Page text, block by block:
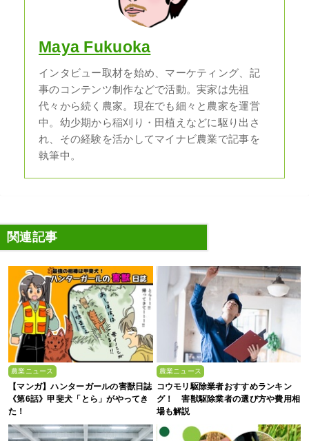
Maya Fukuoka
インタビュー取材を始め、マーケティング、記
事のコンテンツ制作などで活動。実家は先祖
代々から続く農家。現在でも細々と農家を運営
中。幼少期から稲刈り・田植えなどに駆り出さ
れ、その経験を活かしてマイナビ農業で記事を
執筆中。
関連記事
農業ニュース
【マンガ】ハンターガールの害獣日誌
《第6話》甲斐犬「とら」がやってき
た！
農業ニュース
コウモリ駆除業者おすすめランキン
グ！ 害獣駆除業者の選び方や費用相
場も解説